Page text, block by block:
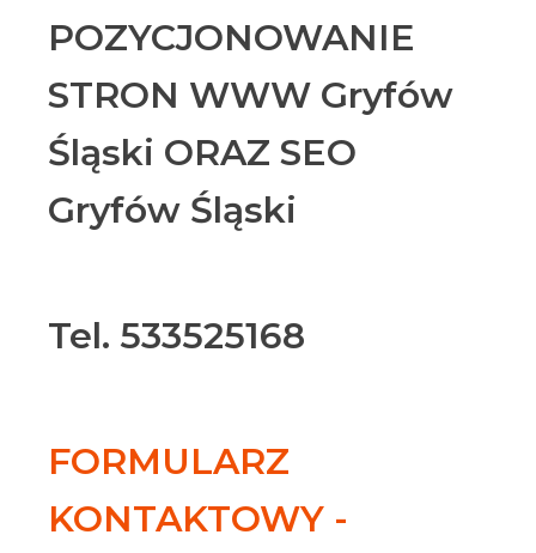
POZYCJONOWANIE
STRON WWW Gryfów
Śląski ORAZ SEO
Gryfów Śląski
Tel. 533525168
FORMULARZ
KONTAKTOWY -